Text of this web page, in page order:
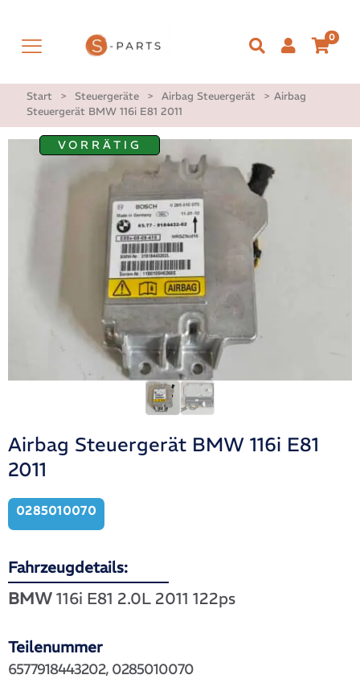
0
Start > Steuergeräte > Airbag Steuergerät > Airbag
Steuergerät BMW 116i E81 2011
VORRÄTIG
Airbag Steuergerät BMW 116i E81
2011
0285010070
Fahrzeugdetails:
BMW 116i E81 2.0L 2011 122ps
Teilenummer
6577918443202, 0285010070